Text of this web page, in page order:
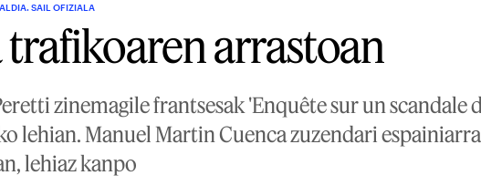
SAIL OFIZIALA
trafikoaren arrastoan
zinemagile frantsesak 'Enquête sur un scandale
lehian. Manuel Martin Cuenca zuzendari
lehiaz kanpo